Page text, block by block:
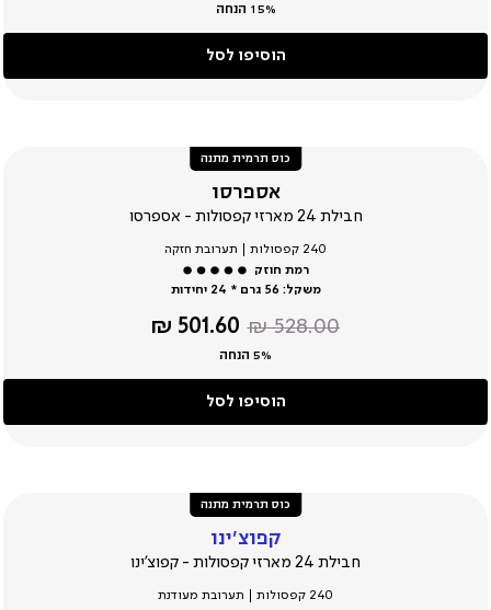
15% הנחה
הוסיפו לסל
כוס תרמית מתנה
אספרסו
חבילת 24 מארזי קפסולות - אספרסו
240 קפסולות | תערובת חזקה
משקל: 56 גרם * 24 יחידות
מחיר
501.60 ₪
מחיר
528.00 ₪
5% הנחה
הוסיפו לסל
כוס תרמית מתנה
קפוצ’ינו
חבילת 24 מארזי קפסולות - קפוצ'ינו
240 קפסולות | תערובת מעודנת